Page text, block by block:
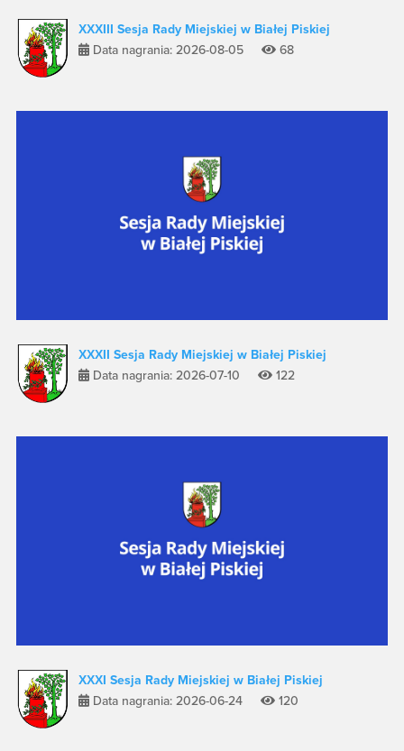
XXXIII Sesja Rady Miejskiej w Białej Piskiej
Data nagrania: 2026-08-05
68
XXXII Sesja Rady Miejskiej w Białej Piskiej
Data nagrania: 2026-07-10
122
XXXI Sesja Rady Miejskiej w Białej Piskiej
Data nagrania: 2026-06-24
120